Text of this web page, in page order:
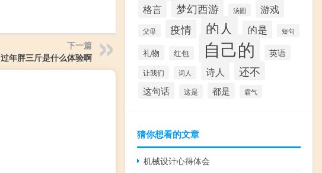
下一篇
过年胖三斤是什么体验啊
格言 梦幻西游 汤圆 游戏
父母 疫情 的人 的是 短句
礼物 红包 自己的 英语
让我们 词人 诗人 还不
这句话 这是 都是 霸气
猜你想看的文章
机械设计心得体会